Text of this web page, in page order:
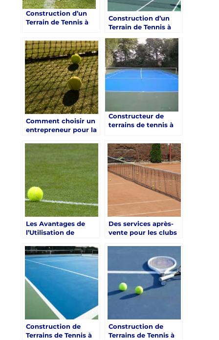
Construction d’un
Terrain de Tennis à
de Solutions de
Recyclage pour les
Clubs de Santé de
Luxe
Construction d’un
Terrain de Tennis à
les Clubs de Santé de
Luxe
Comment choisir un
entrepreneur pour la
terrain de tennis à
Toulon
Constructeur de
terrains de tennis à
Projet précédents du
constructeur de
terrains de tennis à
Toulon dans le Var
pour les clubs de
santé de luxe
Les Avantages de
l’Utilisation de
dans la Construction
d’un Terrain de Tennis
à Toulon
Des services après-
vente pour les clubs
Construction de
Terrains de Tennis à
Construction de
Terrains de Tennis à